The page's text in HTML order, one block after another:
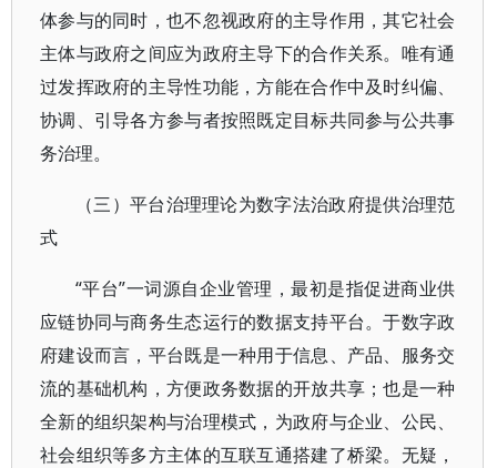
体参与的同时，也不忽视政府的主导作用，其它社会
主体与政府之间应为政府主导下的合作关系。唯有通
过发挥政府的主导性功能，方能在合作中及时纠偏、
协调、引导各方参与者按照既定目标共同参与公共事
务治理。
（三）平台治理理论为数字法治政府提供治理范
式
“平台”一词源自企业管理，最初是指促进商业供
应链协同与商务生态运行的数据支持平台。于数字政
府建设而言，平台既是一种用于信息、产品、服务交
流的基础机构，方便政务数据的开放共享；也是一种
全新的组织架构与治理模式，为政府与企业、公民、
社会组织等多方主体的互联互通搭建了桥梁。无疑，